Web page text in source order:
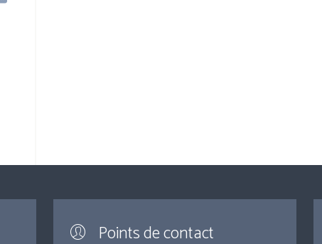
Points de contact